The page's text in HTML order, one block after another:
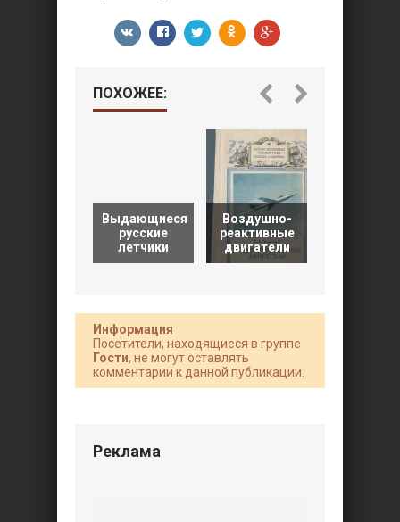
ПОХОЖЕЕ:
Выдающиеся
русские
летчики
Воздушно-
реактивные
двигатели
Информация
Посетители, находящиеся в группе
Гости, не могут оставлять
комментарии к данной публикации.
Реклама